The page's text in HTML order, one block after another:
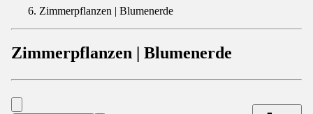
Zimmerpflanzen | Blumenerde
Zimmerpflanzen | Blumenerde